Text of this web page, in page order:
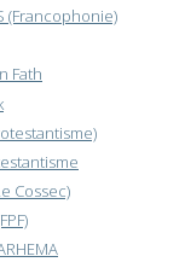
(Francophonie)
Fath
Cossec)